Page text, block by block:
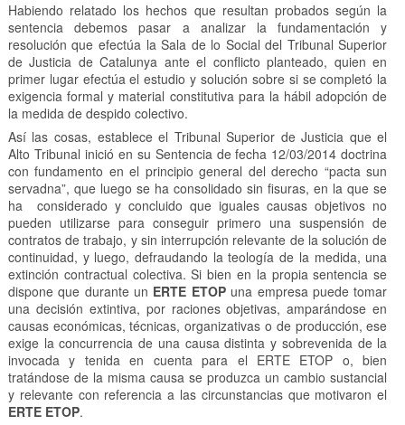
Habiendo relatado los hechos que resultan probados según la
sentencia debemos pasar a analizar la fundamentación y
resolución que efectúa la Sala de lo Social del Tribunal Superior
de Justicia de Catalunya ante el conflicto planteado, quien en
primer lugar efectúa el estudio y solución sobre si se completó la
exigencia formal y material constitutiva para la hábil adopción de
la medida de despido colectivo.
Así las cosas, establece el Tribunal Superior de Justicia que el
Alto Tribunal inició en su Sentencia de fecha 12/03/2014 doctrina
con fundamento en el principio general del derecho “pacta sun
servadna”, que luego se ha consolidado sin fisuras, en la que se
ha considerado y concluido que iguales causas objetivos no
pueden utilizarse para conseguir primero una suspensión de
contratos de trabajo, y sin interrupción relevante de la solución de
continuidad, y luego, defraudando la teología de la medida, una
extinción contractual colectiva. Si bien en la propia sentencia se
dispone que durante un ERTE ETOPuna empresa puede tomar
una decisión extintiva, por raciones objetivas, amparándose en
causas económicas, técnicas, organizativas o de producción, ese
exige la concurrencia de una causa distinta y sobrevenida de la
invocada y tenida en cuenta para el ERTE ETOP o, bien
tratándose de la misma causa se produzca un cambio sustancial
y relevante con referencia a las circunstancias que motivaron el
ERTE ETOP.